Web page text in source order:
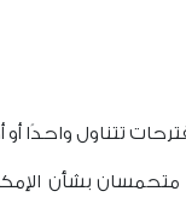
تتناول واحدًا أو
بشأن